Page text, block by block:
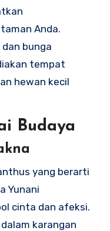
Anda.
dan bunga
tempat
hewan kecil
Budaya
yang berarti
Yunani
cinta dan afeksi.
karangan